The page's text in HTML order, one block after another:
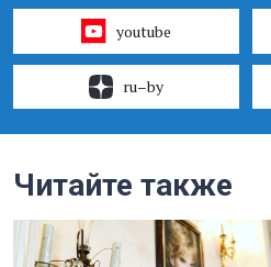
youtube
ru–by
Читайте также